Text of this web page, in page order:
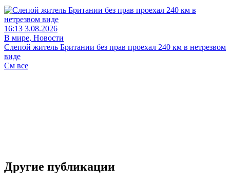
16:13 3.08.2026
В мире, Новости
Слепой житель Британии без прав проехал 240 км в нетрезвом
виде
См все
Другие публикации